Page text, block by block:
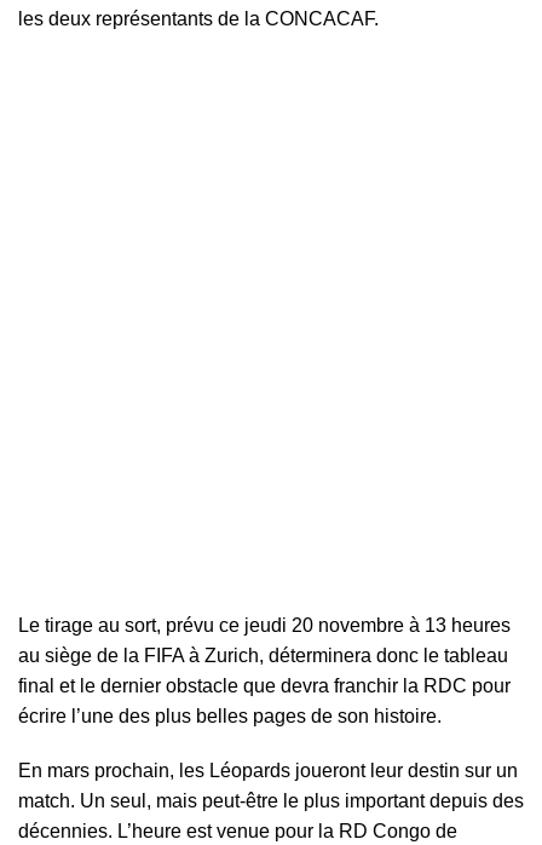
les deux représentants de la CONCACAF.
Le tirage au sort, prévu ce jeudi 20 novembre à 13 heures
au siège de la FIFA à Zurich, déterminera donc le tableau
final et le dernier obstacle que devra franchir la RDC pour
écrire l’une des plus belles pages de son histoire.
En mars prochain, les Léopards joueront leur destin sur un
match. Un seul, mais peut-être le plus important depuis des
décennies. L’heure est venue pour la RD Congo de